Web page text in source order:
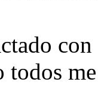
todos